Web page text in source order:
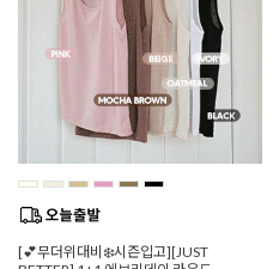
[💕무더위대비❄️시즌입고][JUST